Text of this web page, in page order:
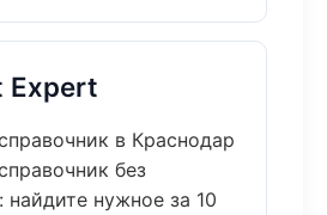
Expert
в Краснодар
без
найдите нужное за 10